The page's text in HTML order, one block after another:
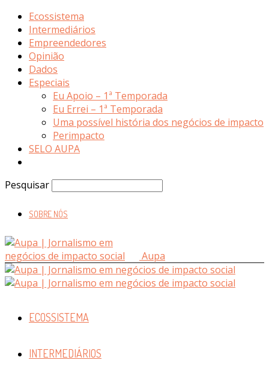
Ecossistema
Intermediários
Empreendedores
Opinião
Dados
Especiais
Eu Apoio – 1ª Temporada
Eu Errei – 1ª Temporada
Uma possível história dos negócios de impacto
Perimpacto
SELO AUPA
Pesquisar
SOBRE NÓS
Aupa
ECOSSISTEMA
INTERMEDIÁRIOS